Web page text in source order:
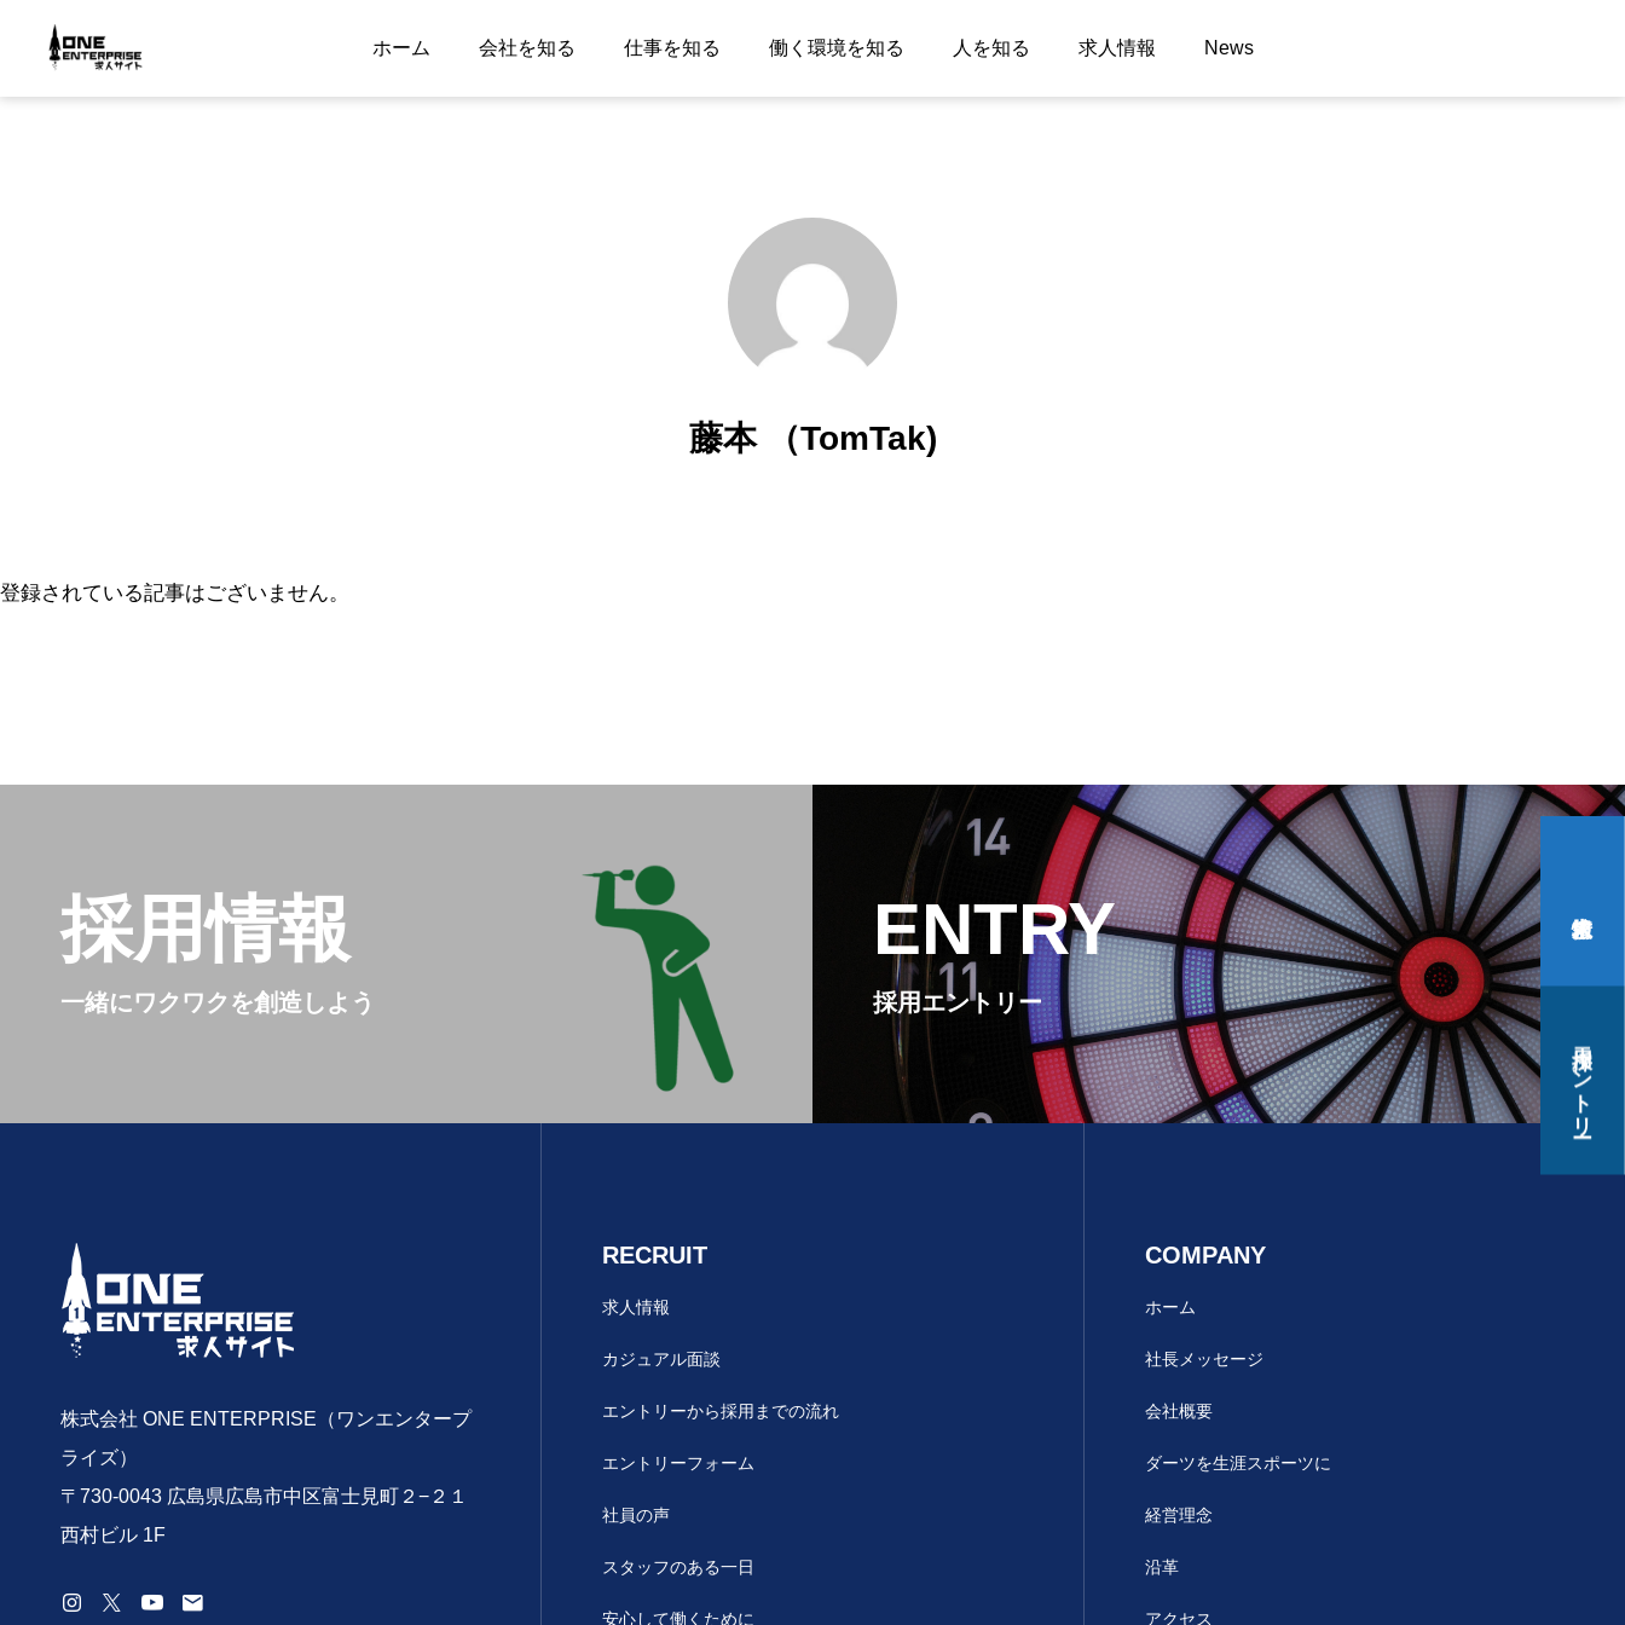
ホーム 会社を知る 仕事を知る 働く環境を知る 人を知る 求人情報 News
採用エントリー
藤本 （TomTak)
登録されている記事はございません。
採用情報
一緒にワクワクを創造しよう
ENTRY
採用エントリー
株式会社 ONE ENTERPRISE（ワンエンタープ
ライズ）
〒730-0043 広島県広島市中区富士見町２−２１
西村ビル 1F
RECRUIT
求人情報
カジュアル面談
エントリーから採用までの流れ
エントリーフォーム
社員の声
スタッフのある一日
安心して働くために
COMPANY
ホーム
社長メッセージ
会社概要
ダーツを生涯スポーツに
経営理念
沿革
アクセス